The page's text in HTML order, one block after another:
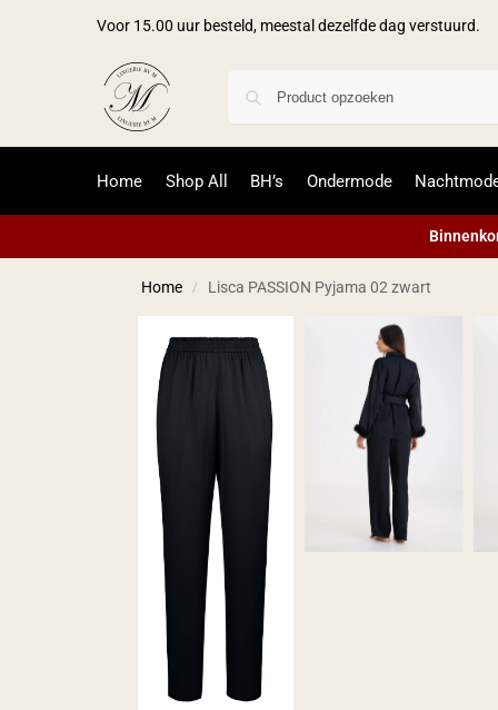
Voor 15.00 uur besteld, meestal dezelfde dag verstuurd.
Home Shop All BH’s Ondermode
Home / Lisca PASSION Pyjama 02 zwart